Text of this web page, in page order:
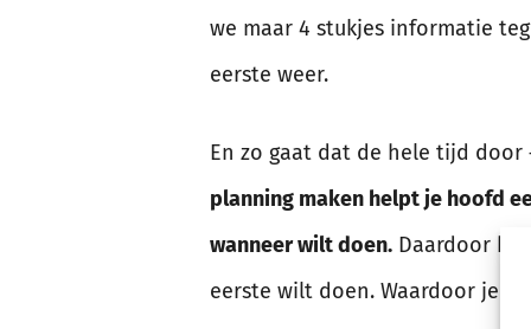
we maar 4 stukjes informatie
eerste weer.
En zo gaat dat de hele tijd
planning maken helpt je hoofd
wanneer wilt doen. Daardoor
eerste wilt doen. Waardoor je